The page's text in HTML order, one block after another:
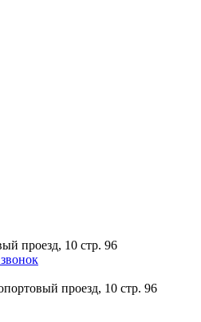
проезд, 10 стр. 96
проезд, 10 стр. 96